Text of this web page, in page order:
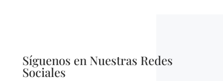
Síguenos en Nuestras Redes
Sociales